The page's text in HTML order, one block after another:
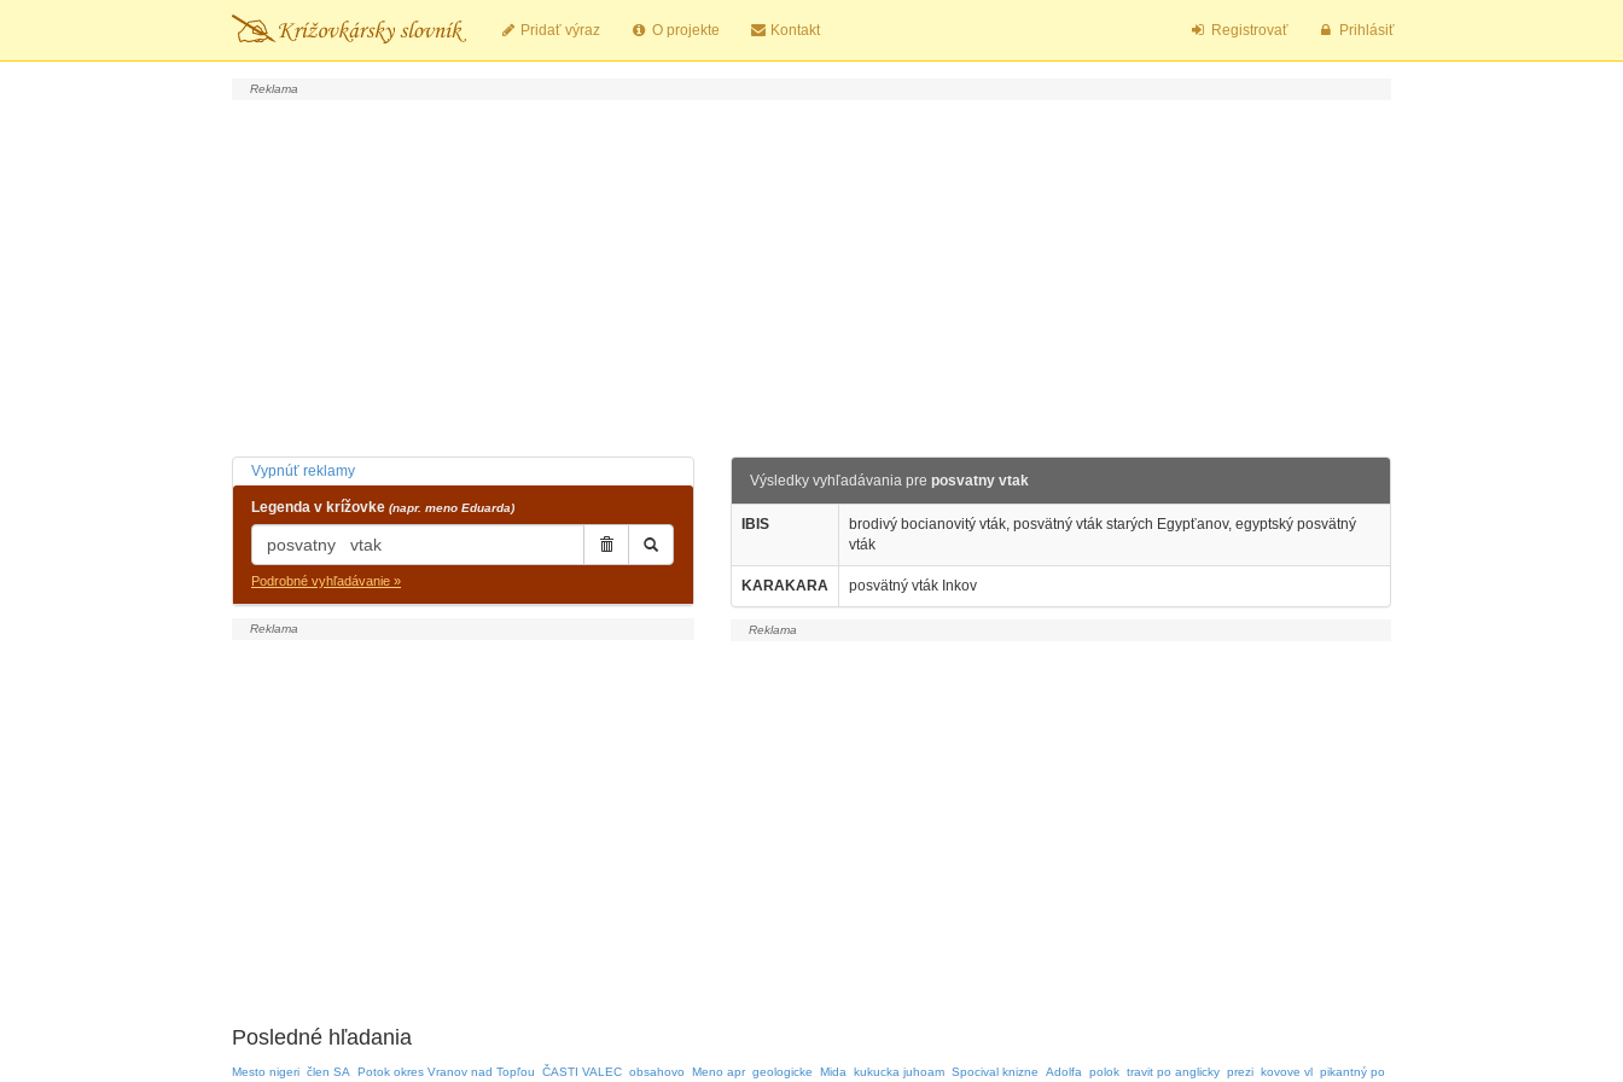
Pridať výraz O projekte Kontakt Registrovať Prihlásiť
Vypnúť reklamy
Legenda v krížovke (napr. meno Eduarda)
Podrobné vyhľadávanie »
Výsledky vyhľadávania pre posvatny vtak
IBIS
brodivý bocianovitý vták, posvätný vták starých Egypťanov, egyptský posvätný
vták
KARAKARA posvätný vták Inkov
Posledné hľadania
Mesto nigeri člen SA Potok okres Vranov nad Topľou ČASTI VALEC obsahovo Meno apr geologicke Mida kukucka juhoam Spocival knizne Adolfa polok travit po anglicky prezi kovove vl pikantný po